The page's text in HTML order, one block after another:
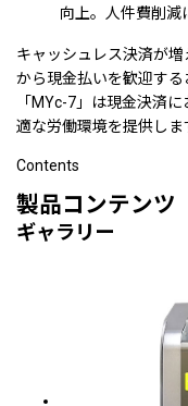
向上。人件費削減
キャッシュレス決済が
から現金払いを歓迎する
「MYc-7」は現金決済
適な労働環境を提供しま
Contents
製品コンテンツ
ギャラリー